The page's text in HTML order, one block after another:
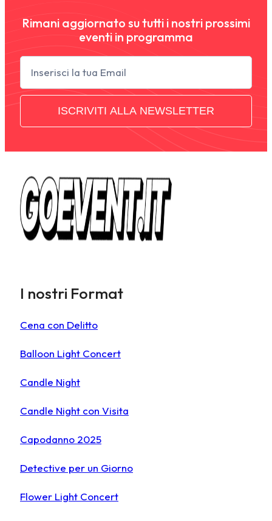
Rimani aggiornato su tutti i nostri prossimi
eventi in programma
Newsletter
ISCRIVITI ALLA NEWSLETTER
I nostri Format
Cena con Delitto
Balloon Light Concert
Candle Night
Candle Night con Visita
Capodanno 2025
Detective per un Giorno
Flower Light Concert